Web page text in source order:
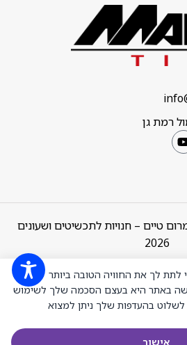
טיים – חנויות לתכשיטים ושעונים
2026
Design & Code by
₪ הוספה
לתת לך את החוויה הטובה ביותר
באתר היא בעצם הסכמה שלך לשימוש
לשלוט בהעדפות שלך ניתן למצוא
אישור